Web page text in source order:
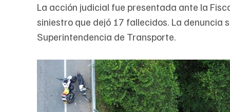
La acción judicial fue presentada ante la
siniestro que dejó 17 fallecidos. La
Superintendencia de Transporte.